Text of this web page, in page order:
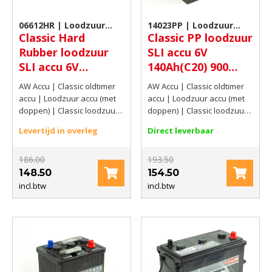
06612HR | Loodzuur
accu (met doppen)
Classic Hard
Rubber loodzuur
SLI accu 6V
66Ah(C20) 360 A
CCA EN
AW Accu | Classic oldtimer
accu | Loodzuur accu (met
doppen) | Classic loodzuur
66Ah(C20) | 360 A CCA EN
Levertijd in overleg
186.00
148.50
incl.btw
14023PP | Loodzuur
accu (met doppen)
Classic PP loodzuur
SLI accu 6V
140Ah(C20) 900
AMP CCA EN
AW Accu | Classic oldtimer
accu | Loodzuur accu (met
doppen) | Classic loodzuur
140Ah(C20) | 900 AMP CCA
Direct leverbaar
193.50
154.50
incl.btw